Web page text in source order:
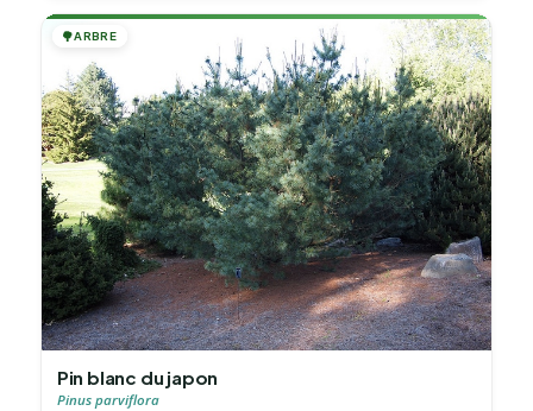
🌳ARBRE
Pin blanc du japon
Pinus parviflora